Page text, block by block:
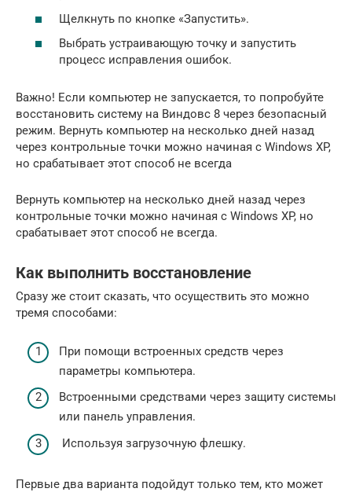
Щелкнуть по кнопке «Запустить».
Выбрать устраивающую точку и запустить
процесс исправления ошибок.
Важно! Если компьютер не запускается, то попробуйте
восстановить систему на Виндовс 8 через безопасный
режим. Вернуть компьютер на несколько дней назад
через контрольные точки можно начиная с Windows XP,
но срабатывает этот способ не всегда
Вернуть компьютер на несколько дней назад через
контрольные точки можно начиная с Windows XP, но
срабатывает этот способ не всегда.
Как выполнить восстановление
Сразу же стоит сказать, что осуществить это можно
тремя способами:
При помощи встроенных средств через
параметры компьютера.
Встроенными средствами через защиту системы
или панель управления.
Используя загрузочную флешку.
Первые два варианта подойдут только тем, кто может